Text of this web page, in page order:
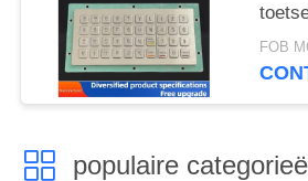
FOB
populaire